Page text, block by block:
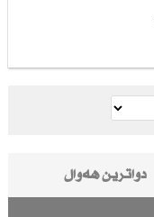
دواترین هەواڵ